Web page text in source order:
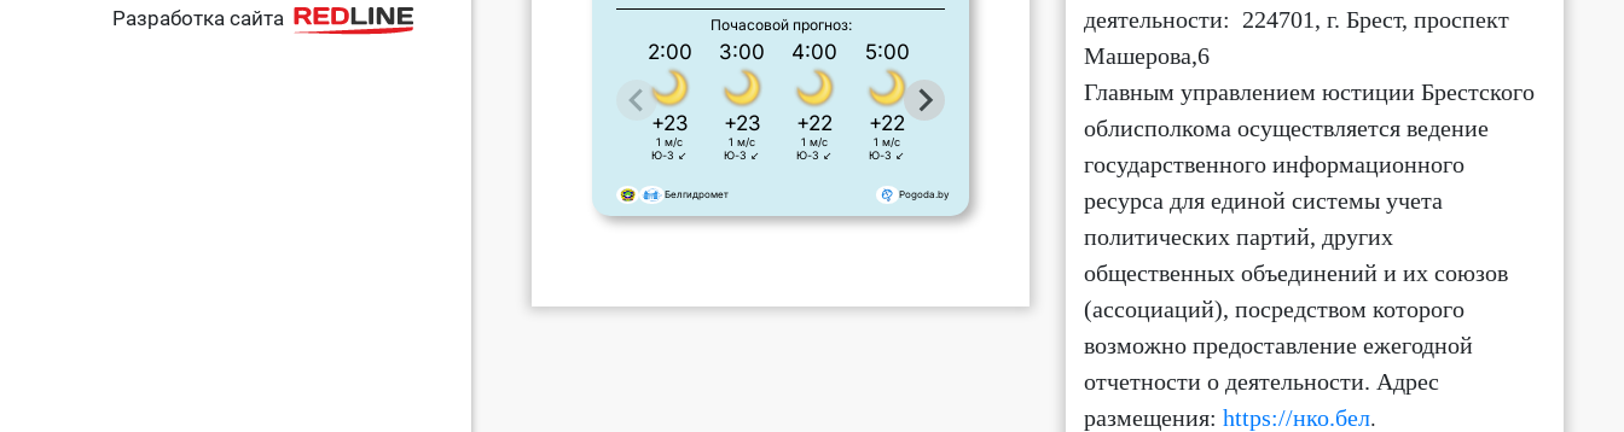
Разработка сайта
Почасовой прогноз:
2:00
+23
1 м/с
Ю-З ↙
3:00
+23
1 м/с
Ю-З ↙
4:00
+22
1 м/с
Ю-З ↙
5:00
+22
1 м/с
Ю-З ↙
8:00
+23
9:00
+25 +28
2 м/с
+30 +32 +33
Pogoda.by
Белгидромет
деятельности: 224701, г. Брест, проспект
Машерова,6
Главным управлением юстиции Брестского
облисполкома осуществляется ведение
государственного информационного
ресурса для единой системы учета
политических партий, других
общественных объединений и их союзов
(ассоциаций), посредством которого
возможно предоставление ежегодной
отчетности о деятельности. Адрес
размещения: https://нко.бел.